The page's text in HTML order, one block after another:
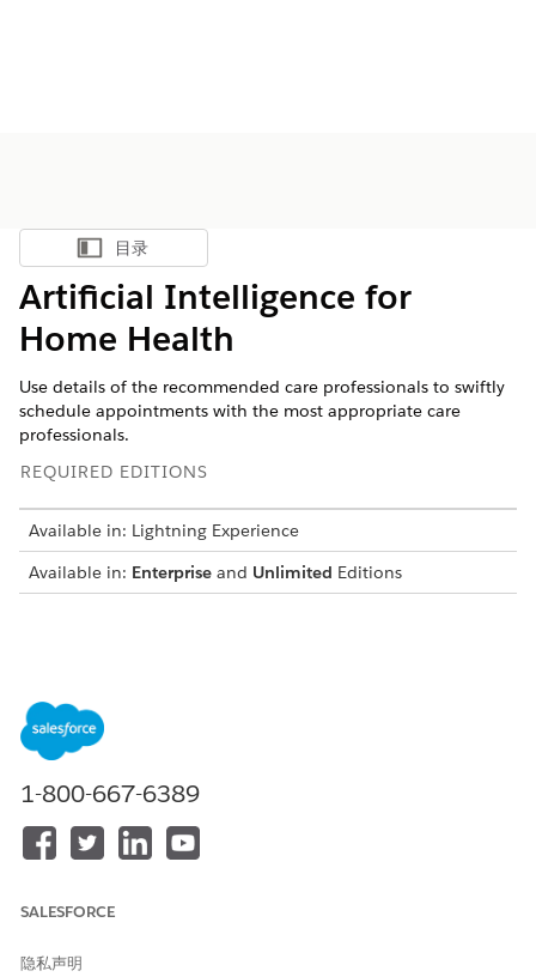
显示目录
目录
Artificial Intelligence for
Home Health
Use details of the recommended care professionals to swiftly
schedule appointments with the most appropriate care
professionals.
REQUIRED EDITIONS
Available in: Lightning Experience
Available in: Enterprise and Unlimited Editions
1-800-667-6389
SALESFORCE
隐私声明